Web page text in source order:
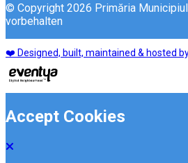
© Copyright 2026 Primăria
vorbehalten
❤️ Designed, built, maintained & hosted
Accept Cookies